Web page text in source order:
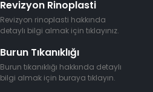
Revizyon Rinoplasti
Revizyon rinoplasti hakkında
detaylı bilgi almak için tıklayınız.
Burun Tıkanıklığı
Burun tıkanıklığı hakkında detaylı
bilgi almak için buraya tıklayın.